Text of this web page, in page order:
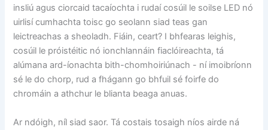
insliú agus ciorcaid tacaíochta i rudaí cosúil le soilse LED nó
uirlisí cumhachta toisc go seolann siad teas gan
leictreachas a sheoladh. Fiáin, ceart? I bhfearas leighis,
cosúil le próistéitic nó ionchlannáin fiaclóireachta, tá
alúmana ard-íonachta bith-chomhoiriúnach - ní imoibríonn
sé le do chorp, rud a fhágann go bhfuil sé foirfe do
chromáin a athchur le blianta beaga anuas.
Ar ndóigh, níl siad saor. Tá costais tosaigh níos airde ná